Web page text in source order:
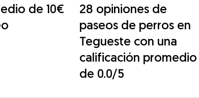
de 10€
28 opiniones de
paseos de perros en
Tegueste con una
calificación promedio
de 0.0/5